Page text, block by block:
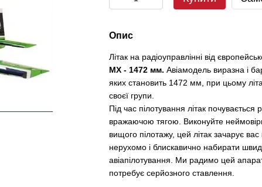
Опис
Літак на радіоуправлінні від
MX - 1472 мм. Авіамодель виразна і
яких становить 1472 мм, при цьому
своєї групи.
Під час пілотування літак
вражаючою тягою. Виконуйте
вищого пілотажу, цей літак зачарує
нерухомо і блискавично набирати
авіапілотування. Ми радимо цей
потребує серйозного ставлення.